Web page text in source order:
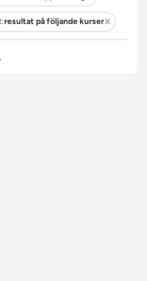
resultat på följande kurser